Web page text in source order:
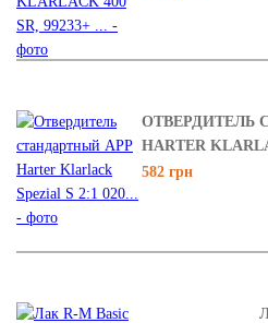
ОТВЕРДИТЕЛЬ
HARTER
582 грн